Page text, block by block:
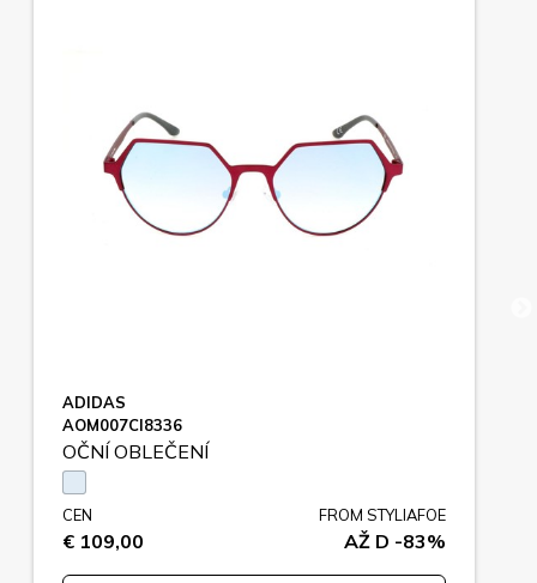
ADIDAS
AOM007CI8336
OČNÍ OBLEČENÍ
CEN
€ 109,00
FROM STYLIAFOE
AŽ D -83%